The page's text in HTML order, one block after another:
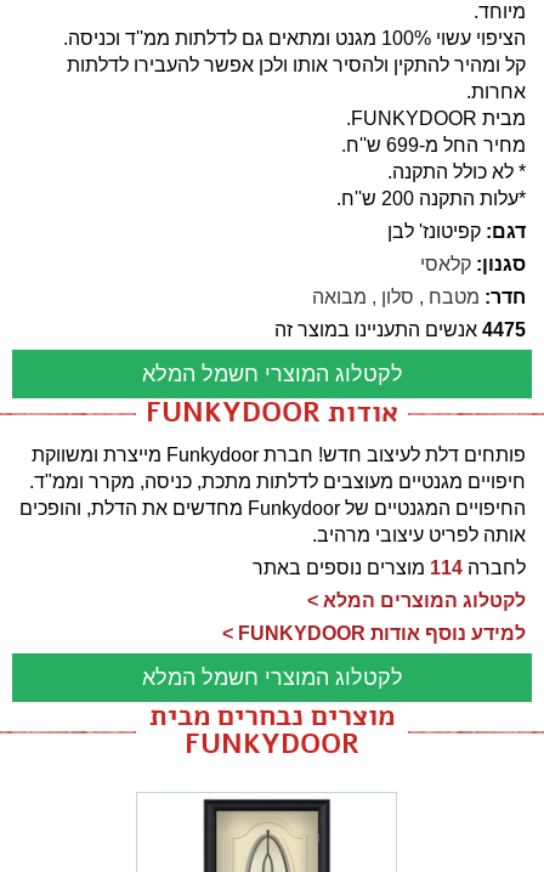
מיוחד.
הציפוי עשוי 100% מגנט ומתאים גם לדלתות ממ''ד וכניסה.
קל ומהיר להתקין ולהסיר אותו ולכן אפשר להעבירו לדלתות
אחרות.
מבית FUNKYDOOR.
מחיר החל מ-699 ש''ח.
* לא כולל התקנה.
*עלות התקנה 200 ש''ח.
דגם: קפיטונז' לבן
סגנון: קלאסי
חדר: מטבח , סלון , מבואה
4475 אנשים התעניינו במוצר זה
לקטלוג המוצרי חשמל המלא
אודות FUNKYDOOR
פותחים דלת לעיצוב חדש! חברת Funkydoor מייצרת ומשווקת
חיפויים מגנטיים מעוצבים לדלתות מתכת, כניסה, מקרר וממ"ד.
החיפויים המגנטיים של Funkydoor מחדשים את הדלת, והופכים
אותה לפריט עיצובי מרהיב.
לחברה 114 מוצרים נוספים באתר
לקטלוג המוצרים המלא >
למידע נוסף אודות FUNKYDOOR >
לקטלוג המוצרי חשמל המלא
מוצרים נבחרים מבית
FUNKYDOOR